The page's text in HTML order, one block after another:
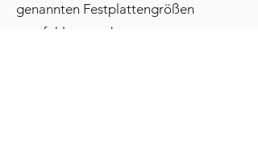
genannten Festplattengrößen
empfohlen werden.